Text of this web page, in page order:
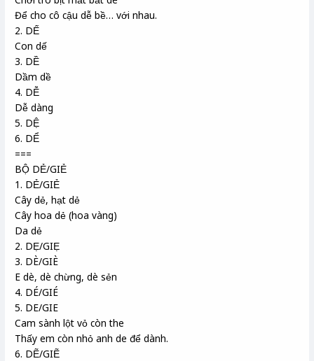
Để cho cô cậu dễ bề… với nhau.
2. DẾ
Con dế
3. DỀ
Dầm dề
4. DỄ
Dễ dàng
5. DỆ
6. DỂ
===
BỘ DẺ/GIẺ
1. DẺ/GIẺ
Cây dẻ, hạt dẻ
Cây hoa dẻ (hoa vàng)
Da dẻ
2. DẸ/GIẸ
3. DÈ/GIÈ
E dè, dè chừng, dè sẻn
4. DÉ/GIÉ
5. DE/GIE
Cam sành lột vỏ còn the
Thấy em còn nhỏ anh de để dành.
6. DẼ/GIẼ